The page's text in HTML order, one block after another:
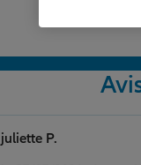
juliette P.